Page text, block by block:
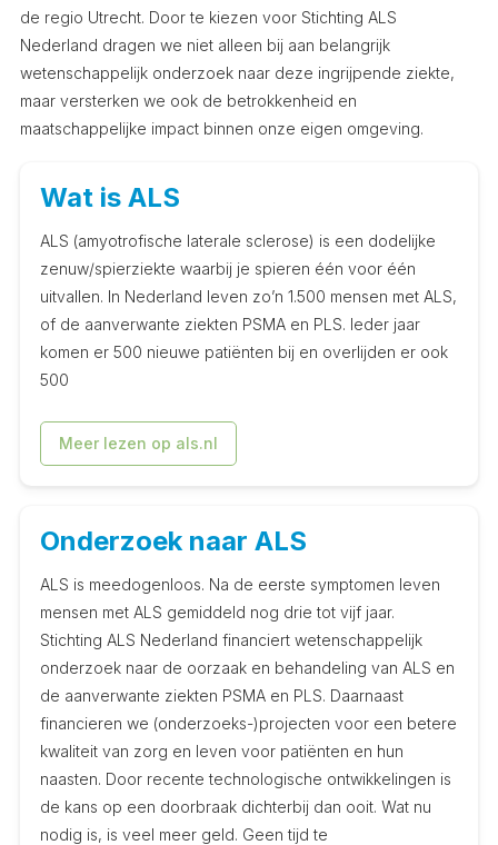
de regio Utrecht. Door te kiezen voor Stichting ALS
Nederland dragen we niet alleen bij aan belangrijk
wetenschappelijk onderzoek naar deze ingrijpende ziekte,
maar versterken we ook de betrokkenheid en
maatschappelijke impact binnen onze eigen omgeving.
Wat is ALS
ALS (amyotrofische laterale sclerose) is een dodelijke
zenuw/spierziekte waarbij je spieren één voor één
uitvallen. In Nederland leven zo’n 1.500 mensen met ALS,
of de aanverwante ziekten PSMA en PLS. Ieder jaar
komen er 500 nieuwe patiënten bij en overlijden er ook
500
Meer lezen op als.nl
Onderzoek naar ALS
ALS is meedogenloos. Na de eerste symptomen leven
mensen met ALS gemiddeld nog drie tot vijf jaar.
Stichting ALS Nederland financiert wetenschappelijk
onderzoek naar de oorzaak en behandeling van ALS en
de aanverwante ziekten PSMA en PLS. Daarnaast
financieren we (onderzoeks-)projecten voor een betere
kwaliteit van zorg en leven voor patiënten en hun
naasten. Door recente technologische ontwikkelingen is
de kans op een doorbraak dichterbij dan ooit. Wat nu
nodig is, is veel meer geld. Geen tijd te